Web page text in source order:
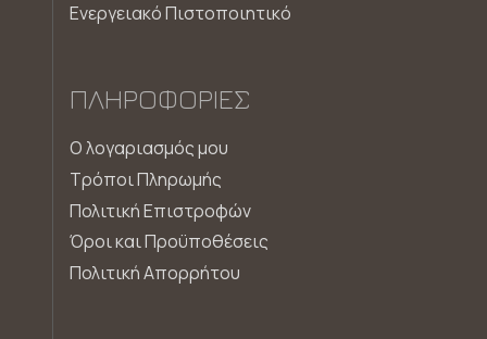
Ενεργειακό Πιστοποιητικό
ΠΛΗΡΟΦΟΡΊΕΣ
Ο λογαριασμός μου
Τρόποι Πληρωμής
Πολιτική Επιστροφών
Όροι και Προϋποθέσεις
Πολιτική Απορρήτου